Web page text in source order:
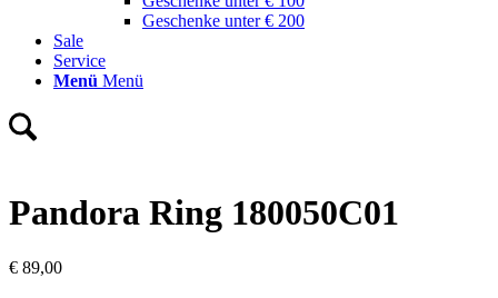
Geschenke unter € 200
Sale
Service
Menü Menü
Pandora Ring 180050C01
€ 89,00